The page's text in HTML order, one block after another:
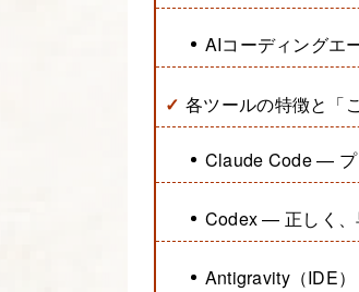
AIコーディングエ
各ツールの特徴と「
Claude Code — プ
Codex — 正しく、
Antigravity（IDE